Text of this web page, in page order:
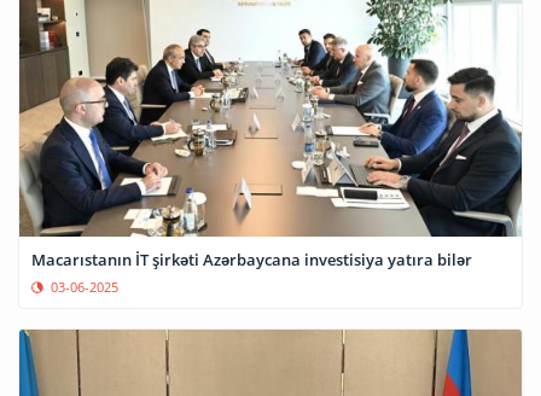
Macarıstanın İT şirkəti Azərbaycana investisiya yatıra bilər
03-06-2025